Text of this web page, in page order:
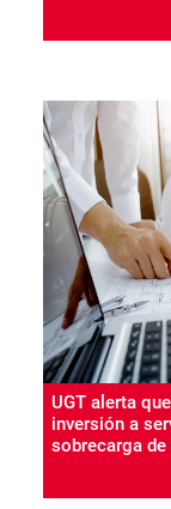
UGT alerta
inversión a
sobrecarga de